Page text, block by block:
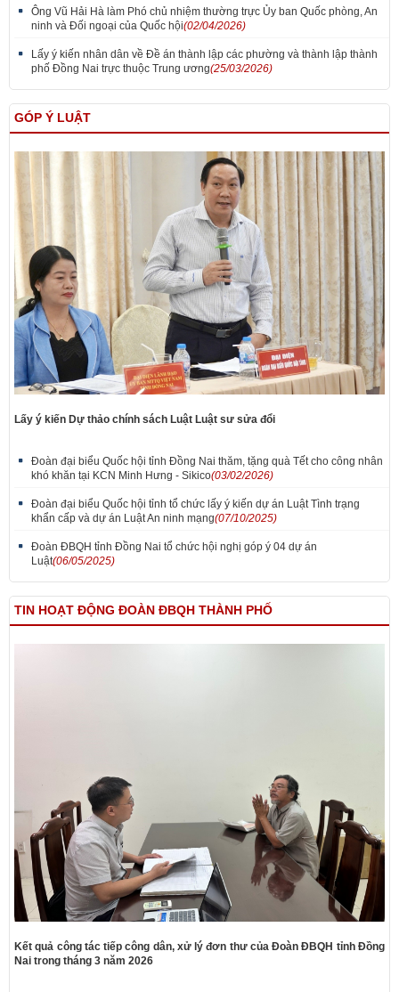
Ông Vũ Hải Hà làm Phó chủ nhiệm thường trực Ủy ban Quốc phòng, An
ninh và Đối ngoại của Quốc hội(02/04/2026)
Lấy ý kiến nhân dân về Đề án thành lập các phường và thành lập thành
phố Đồng Nai trực thuộc Trung ương(25/03/2026)
GÓP Ý LUẬT
Lấy ý kiến Dự thảo chính sách Luật Luật sư sửa đổi
Đoàn đại biểu Quốc hội tỉnh Đồng Nai thăm, tặng quà Tết cho công nhân
khó khăn tại KCN Minh Hưng - Sikico(03/02/2026)
Đoàn đại biểu Quốc hội tỉnh tổ chức lấy ý kiến dự án Luật Tình trạng
khẩn cấp và dự án Luật An ninh mạng(07/10/2025)
Đoàn ĐBQH tỉnh Đồng Nai tổ chức hội nghị góp ý 04 dự án
Luật(06/05/2025)
TIN HOẠT ĐỘNG ĐOÀN ĐBQH THÀNH PHỐ
Kết quả công tác tiếp công dân, xử lý đơn thư của Đoàn ĐBQH tỉnh Đồng
Nai trong tháng 3 năm 2026